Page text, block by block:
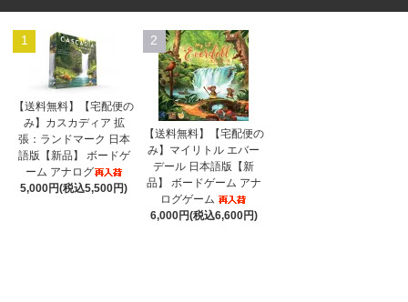
1
【送料無料】【宅配便の
み】カスカディア 拡
張：ランドマーク 日本
語版【新品】 ボードゲ
ーム アナログ
5,000円(税込5,500円)
2
【送料無料】【宅配便の
み】マイリトル エバー
デール 日本語版【新
品】 ボードゲーム アナ
ログゲーム
6,000円(税込6,600円)